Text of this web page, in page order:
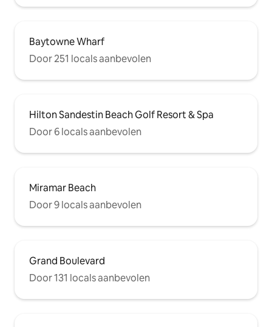
Baytowne Wharf
Door 251 locals aanbevolen
Hilton Sandestin Beach Golf Resort & Spa
Door 6 locals aanbevolen
Miramar Beach
Door 9 locals aanbevolen
Grand Boulevard
Door 131 locals aanbevolen